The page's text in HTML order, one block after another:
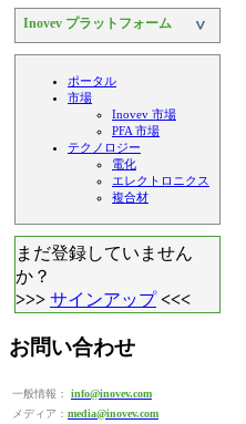
Inovev プラットフォーム >
ポータル
市場
Inovev 市場
PFA 市場
テクノロジー
電化
エレクトロニクス
複合材
まだ登録していません
か？
>>> サインアップ<<<
お問い合わせ
一般情報：
info@inovev.com
メディア： media@inovev.com